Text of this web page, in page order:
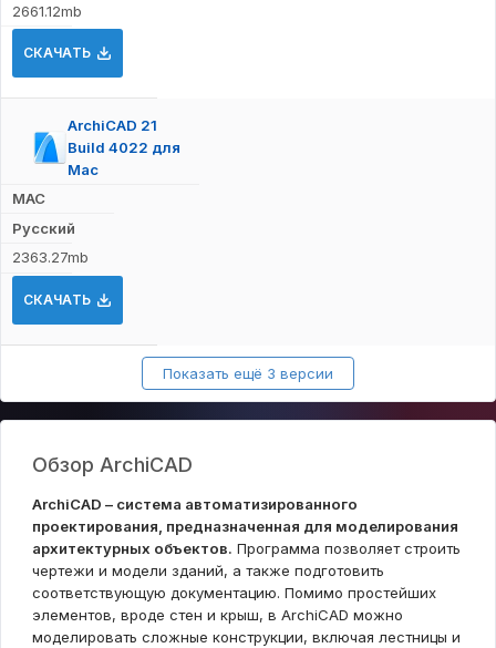
2661.12mb
СКАЧАТЬ
ArchiCAD 21
Build 4022 для
Mac
MAC
Русский
2363.27mb
СКАЧАТЬ
Показать ещё 3 версии
Обзор ArchiCAD
ArchiCAD – система автоматизированного
проектирования, предназначенная для моделирования
архитектурных объектов. Программа позволяет строить
чертежи и модели зданий, а также подготовить
соответствующую документацию. Помимо простейших
элементов, вроде стен и крыш, в ArchiCAD можно
моделировать сложные конструкции, включая лестницы и